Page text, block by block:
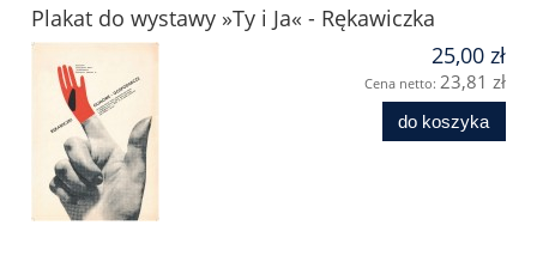
Plakat do wystawy »Ty i Ja« - Rękawiczka
25,00 zł
Cena netto: 23,81 zł
do koszyka